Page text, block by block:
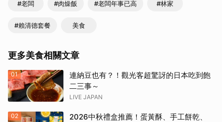
#老闆 #肉燥飯 #老闆年事已高 #林家
#賴清德套餐 美食
更多美食相關文章
01
連納豆也有？！觀光客超驚訝的日本吃到飽
二三事～
LIVE JAPAN
02
2026中秋禮盒推薦！蛋黃酥、手工餅乾、